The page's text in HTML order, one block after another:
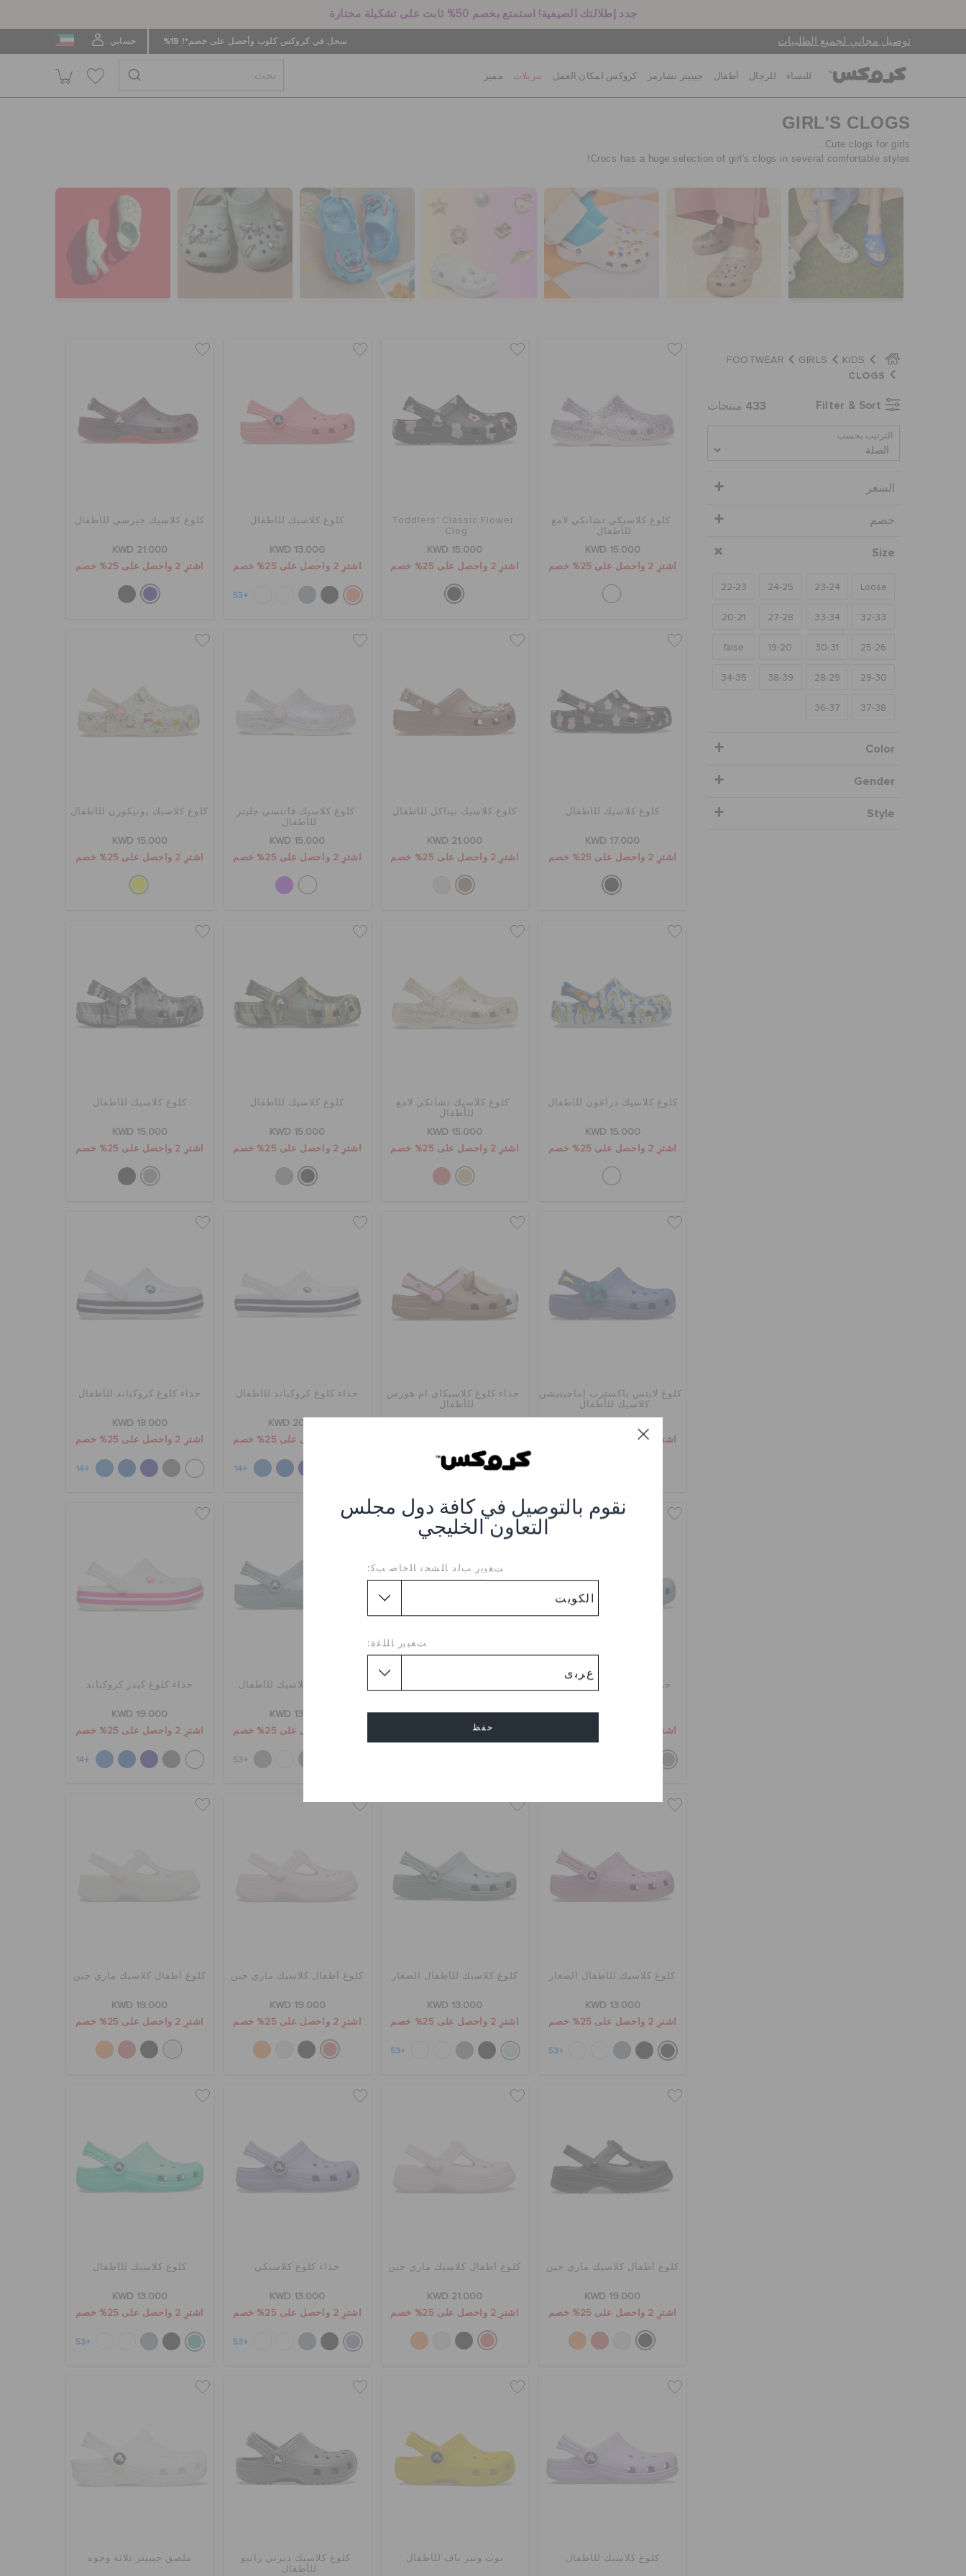
جدد إطلالتك الصيفية! استمتع بخصم 50% ثابت على تشكيلة مختارة
توصيل مجاني لجميع الطلبيات سجل في كروكس كلوب وأحصل على خصم*! 15% حسابي
نقوم بالتوصيل في كافة دول مجلس
التعاون الخليجي
ﺖﻐﻴﻳﺭ ﺐﻟﺩ ﺎﻠﺸﺤﻧ ﺎﻠﺧﺎﺻ ﺐﻛ:
ﺖﻐﻴﻳﺭ ﺎﻠﻠﻏﺓ:
حفظ
للنساء للرجال أطفال جيبيتز تشارمز كروكس لمكان العمل تنزيلات مميز
GIRL'S CLOGS
Cute clogs for girls.
Crocs has a huge selection of girl's clogs in several comfortable styles!
KIDS
GIRLS
FOOTWEAR
CLOGS
Filter & Sort
433 منتجات
الترتيب بحسب
السعر
خصم
Size
Loose
23-24
24-25
22-23
32-33
33-34
27-28
20-21
25-26
30-31
19-20
false
29-30
28-29
38-39
34-35
37-38
36-37
Color
Gender
Style
كلوغ كلاسيكي تشانكي لامع
للأطفال
KWD 15.000
اشترِ 2 واحصل على 25% خصم
Toddlers' Classic Flower
Clog
KWD 15.000
اشترِ 2 واحصل على 25% خصم
كلوغ كلاسيك للأطفال
KWD 13.000
اشترِ 2 واحصل على 25% خصم
+53
كلوغ كلاسيك جيرسي للأطفال
KWD 21.000
اشترِ 2 واحصل على 25% خصم
كلوغ كلاسيك للأطفال
KWD 17.000
اشترِ 2 واحصل على 25% خصم
كلوغ كلاسيك بيناكل للأطفال
KWD 21.000
اشترِ 2 واحصل على 25% خصم
كلوغ كلاسيك فانتسي جليتر
للأطفال
KWD 15.000
اشترِ 2 واحصل على 25% خصم
كلوغ كلاسيك يونيكورن للأطفال
KWD 15.000
اشترِ 2 واحصل على 25% خصم
كلوغ كلاسيك دراغون للأطفال
KWD 15.000
اشترِ 2 واحصل على 25% خصم
كلوغ كلاسيك تشانكي لامغ
للأطفال
KWD 15.000
اشترِ 2 واحصل على 25% خصم
كلوغ كلاسيك للأطفال
KWD 15.000
اشترِ 2 واحصل على 25% خصم
كلوغ كلاسيك للأطفال
KWD 15.000
اشترِ 2 واحصل على 25% خصم
كلوغ لايتس باكسترب إماجينيشن
كلاسيك للأطفال
اشترِ 2 واحصل على 25% خصم
حذاء كلوغ كلاسيكآي آم هورس
للأطفال
حذاء كلوغ كروكباند للأطفال
KWD 20.000
+14
حذاء كلوغ كروكباند للأطفال
KWD 18.000
اشترِ 2 واحصل على 25% خصم
+14
حذاء كلوغ كلاسيك للأطفال
KWD 15.000
اشترِ 2 واحصل على 25% خصم
KWD 14.000
حذاء كلوغ كلاسيك للأطفال
KWD 13.000
+53
حذاء كلوغ كيدز كروكباند
KWD 19.000
اشترِ 2 واحصل على 25% خصم
+14
كلوغ كلاسيك للأطفال الصغار
KWD 13.000
اشترِ 2 واحصل على 25% خصم
+53
كلوغ كلاسيك للأطفال الصغار
KWD 13.000
اشترِ 2 واحصل على 25% خصم
+53
كلوغ أطفال كلاسيك ماري جين
KWD 19.000
اشترِ 2 واحصل على 25% خصم
كلوغ أطفال كلاسيك ماري جين
KWD 19.000
اشترِ 2 واحصل على 25% خصم
كلوغ أطفال كلاسيك ماري جين
KWD 19.000
اشترِ 2 واحصل على 25% خصم
كلوغ أطفال كلاسيك ماري جين
KWD 21.000
اشترِ 2 واحصل على 25% خصم
حذاء كلوغ كلاسيكي
KWD 13.000
اشترِ 2 واحصل على 25% خصم
+53
كلوغ كلاسيك للأطفال
KWD 13.000
اشترِ 2 واحصل على 25% خصم
+53
كلوغ كلاسيك للأطفال بوت ونتر باف للأطفال
كلوغ كلاسيك ديزني رانبو
للأطفال
ملصق جيبيتز ثلاثة وجوه